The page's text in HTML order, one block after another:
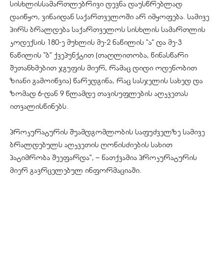
სისხლისსამართლებრივი დევნა დაუსწრებლად
დაიწყო, ვინაიდან საქართველოში არ იმყოფება. სამივე
პირს ბრალდება საქართველოს სისხლის სამართლის
კოდექსის 180-ე მუხლის მე-2 ნაწილის “ა” და მე-3
ნაწილის “ბ” ქვეპუნქტით (თაღლითობა, წინასწარი
შეთანხმებით ჯგუფის მიერ, რამაც დიდი ოდენობით
ზიანი გამოიწვია) წარედგინა, რაც სასჯელის სახედ და
ზომად 6-დან 9 წლამდე თავისუფლების აღკვეთას
ითვალისწინებს.
პროკურატურის შუამდგომლობის საფუძველზე სამივე
ბრალდებულს აღკვეთის ღონისძიების სახით
პატიმრობა შეეფარდა”, – ნათქვამია პროკურატურის
მიერ გავრცელებულ ინფორმაციაში.